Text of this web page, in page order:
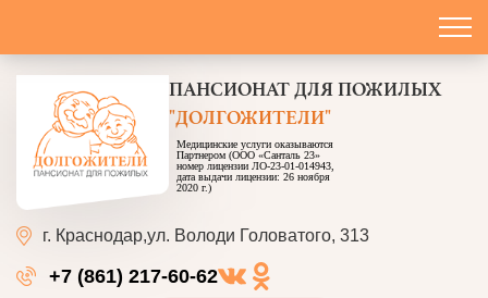
ПАНСИОНАТ ДЛЯ ПОЖИЛЫХ
"ДОЛГОЖИТЕЛИ"
Медицинские услуги оказываются
Партнером (ООО «Санталь 23»
номер лицензии ЛО-23-01-014943,
дата выдачи лицензии: 26 ноября
2020 г.)
г. Краснодар,ул. Володи Головатого, 313
+7 (861) 217-60-62